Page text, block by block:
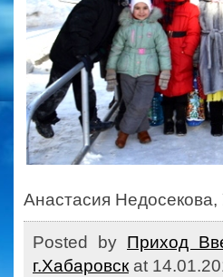
Анастасия
Posted by Приход
г.Хабаровск at